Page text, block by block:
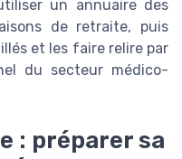
un annuaire des
de retraite, puis
et les faire relire par
du secteur médico-
: préparer sa